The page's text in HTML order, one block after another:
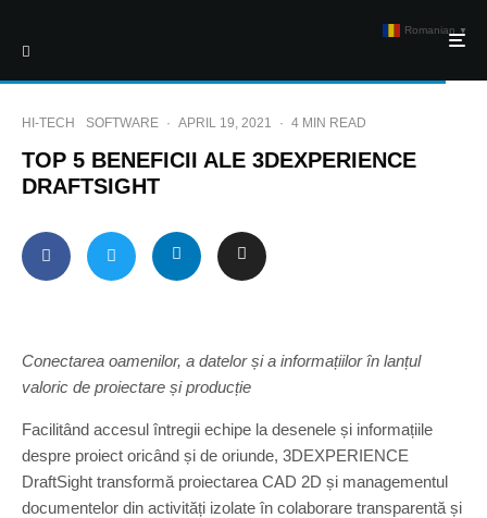
HI-TECH SOFTWARE · APRIL 19, 2021 · 4 MIN READ
TOP 5 BENEFICII ALE 3DEXPERIENCE
DRAFTSIGHT
Conectarea oamenilor, a datelor și a informațiilor în lanțul
valoric de proiectare și producție
Facilitând accesul întregii echipe la desenele și informațiile
despre proiect oricând și de oriunde, 3DEXPERIENCE
DraftSight transformă proiectarea CAD 2D și managementul
documentelor din activități izolate în colaborare transparentă și
Romanian ▼